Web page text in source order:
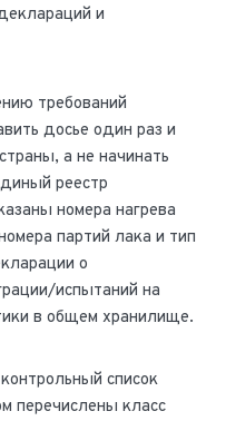
и
требований
досье один раз и
а не начинать
реестр
номера нагрева
партий лака и тип
о
испытаний на
в общем хранилище.
список
перечислены класс